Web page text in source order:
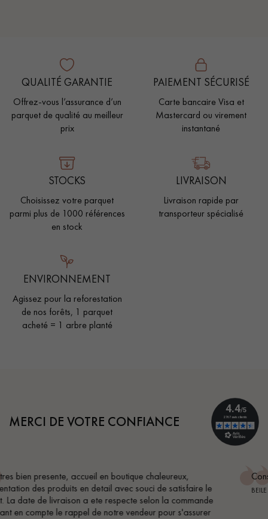
QUALITÉ GARANTIE
Offrez-vous l’assurance d’un
parquet de qualité au meilleur
prix
PAIEMENT SÉCURISÉ
Carte bancaire Visa et
Mastercard ou virement
instantané
STOCKS
Choisissez votre parquet
parmi plus de 1000 références
en stock
LIVRAISON
Livraison rapide par
transporteur spécialisé
ENVIRONNEMENT
Agissez pour la reforestation
de nos forêts, 1 parquet
acheté = 1 arbre planté
MERCI DE VOTRE CONFIANCE
Conseil parfait, échanges fluides. Je recommande
BEILE FRANCK